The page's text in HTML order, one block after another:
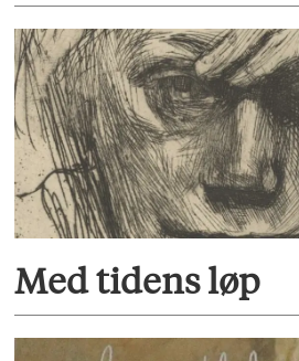
Med tidens løp